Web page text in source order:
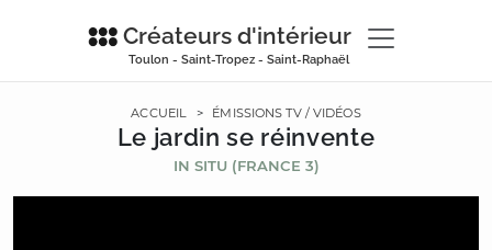
Créateurs d'intérieur
Toulon - Saint-Tropez - Saint-Raphaël
ACCUEIL > ÉMISSIONS TV / VIDÉOS
Le jardin se réinvente
IN SITU (FRANCE 3)